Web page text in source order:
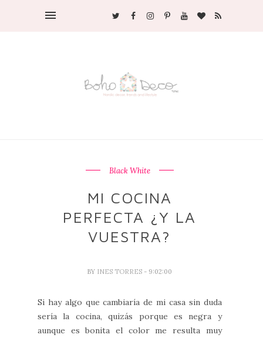
Black White
MI COCINA
PERFECTA ¿Y LA
VUESTRA?
BY INES TORRES - 9:02:00
Si hay algo que cambiaría de mi casa sin duda
sería la cocina, quizás porque es negra y
aunque es bonita el color me resulta muy